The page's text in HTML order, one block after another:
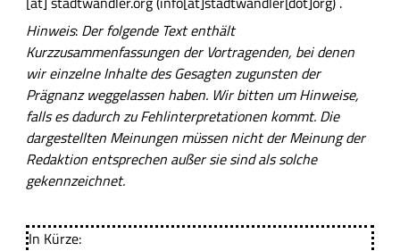
Hinweis: Der folgende Text enthält
Kurzzusammenfassungender Vortragenden, beidenen
wir einzelne Inhalte des Gesagten zugunsten der
Prägnanz weggelassen haben. Wir bitten um Hinweise,
falls es dadurch zu Fehlinterpretationen kommt. Die
dargestellten Meinungen müssen nicht der Meinung der
Redaktion entsprechen außer sie sind als solche
gekennzeichnet.
In Kürze: